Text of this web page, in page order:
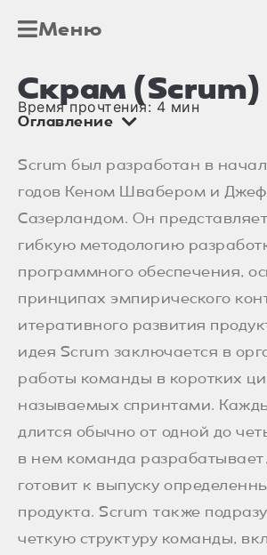
Меню
Скрам (Scrum)
Время прочтения: 4 мин
Оглавление
Scrum был разработан в
годов Кеном Швабером и
Сазерландом. Он
гибкую методологию
программного обеспечения,
принципах эмпирического
итеративного развития
идея Scrum заключается в
работы команды в коротких
называемых спринтами.
длится обычно от одной до
в нем команда
готовит к выпуску
продукта. Scrum также
четкую структуру команды,